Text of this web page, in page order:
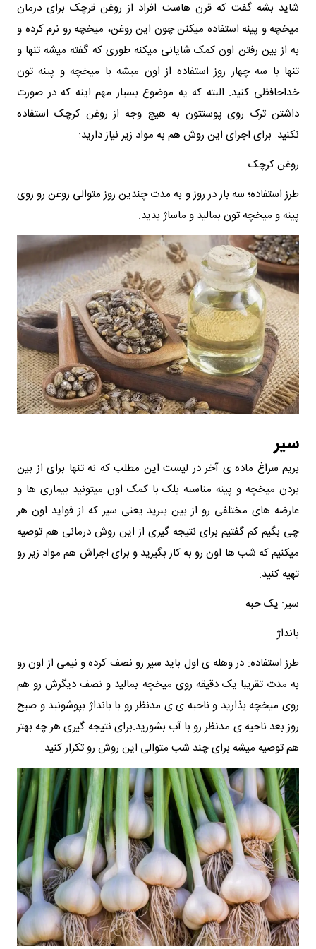
شاید بشه گفت که قرن هاست افراد از روغن قرچک برای درمان
میخچه و پینه استفاده میکنن چون این روغن، میخچه رو نرم کرده و
به از بین رفتن اون کمک شایانی میکنه طوری که گفته میشه تنها و
تنها با سه چهار روز استفاده از اون میشه با میخچه و پینه تون
خداحافظی کنید. البته که یه موضوع بسیار مهم اینه که در صورت
داشتن ترک روی پوستتون به هیچ وجه از روغن کرچک استفاده
نکنید. برای اجرای این روش هم به مواد زیر نیاز دارید:
روغن کرچک
طرز استفاده؛ سه بار در روز و به مدت چندین روز متوالی روغن رو روی
پینه و میخچه تون بمالید و ماساژ بدید.
سیر
بریم سراغ ماده ی آخر در لیست این مطلب که نه تنها برای از بین
بردن میخچه و پینه مناسبه بلک با کمک اون میتونید بیماری ها و
عارضه های مختلفی رو از بین ببرید یعنی سیر که از فواید اون هر
چی بگیم کم گفتیم برای نتیجه گیری از این روش درمانی هم توصیه
میکنیم که شب ها اون رو به کار بگیرید و برای اجراش هم مواد زیر رو
تهیه کنید:
سیر: یک حبه
بانداژ
طرز استفاده: در وهله ی اول باید سیر رو نصف کرده و نیمی از اون رو
به مدت تقریبا یک دقیقه روی میخچه بمالید و نصف دیگرش رو هم
روی میخچه بذارید و ناحیه ی ی مدنظر رو با بانداژ بپوشونید و صبح
روز بعد ناحیه ی مدنظر رو با آب بشورید.برای نتیجه گیری هر چه بهتر
هم توصیه میشه برای چند شب متوالی این روش رو تکرار کنید.